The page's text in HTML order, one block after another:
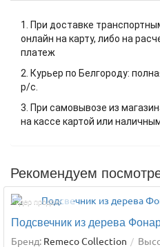
1. При доставке
онлайн на карту, либо на
платеж
2. Курьер по Белгороду:
р/с.
3. При самовывозе из
на кассе картой или
Рекомендуем
Лидер продаж!
Подсвечник из дерева
Бренд: Remeco Collection